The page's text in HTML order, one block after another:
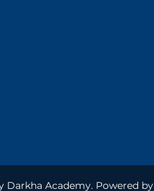
Darkha Academy. Powered by